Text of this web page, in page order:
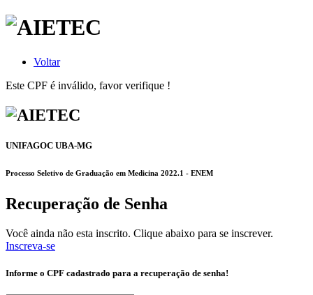
Voltar
Este CPF é inválido, favor verifique !
UNIFAGOC UBA-MG
Processo Seletivo de Graduação em Medicina 2022.1 - ENEM
Recuperação de Senha
Você ainda não esta inscrito. Clique abaixo para se inscrever.
Inscreva-se
Informe o CPF cadastrado para a recuperação de senha!